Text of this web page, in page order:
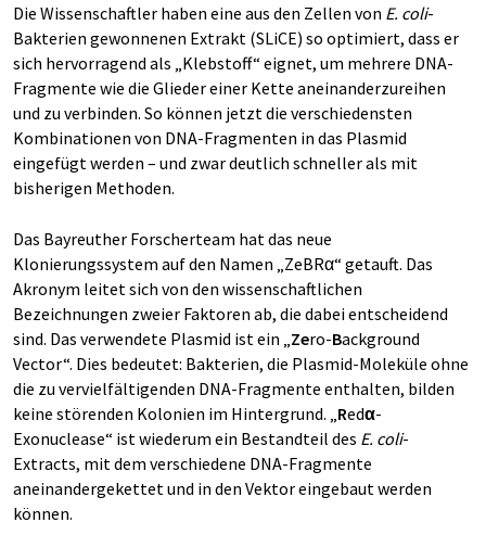
Die Wissenschaftler haben eine aus den Zellen von E. coli-
Bakterien gewonnenen Extrakt (SLiCE) so optimiert, dass er
sich hervorragend als „Klebstoff“ eignet, um mehrere DNA-
Fragmente wie die Glieder einer Kette aneinanderzureihen
und zu verbinden. So können jetzt die verschiedensten
Kombinationen von DNA-Fragmenten in das Plasmid
eingefügt werden – und zwar deutlich schneller als mit
bisherigen Methoden.
Das Bayreuther Forscherteam hat das neue
Klonierungssystem auf den Namen „ZeBRα“ getauft. Das
Akronym leitet sich von den wissenschaftlichen
Bezeichnungen zweier Faktoren ab, die dabei entscheidend
sind. Das verwendete Plasmid ist ein „ Zero-Background
Vector“. Dies bedeutet: Bakterien, die Plasmid-Moleküle ohne
die zu vervielfältigenden DNA-Fragmente enthalten, bilden
keine störenden Kolonien im Hintergrund. „ Redα-
Exonuclease“ ist wiederum ein Bestandteil des E. coli-
Extracts, mit dem verschiedene DNA-Fragmente
aneinandergekettet und in den Vektor eingebaut werden
können.